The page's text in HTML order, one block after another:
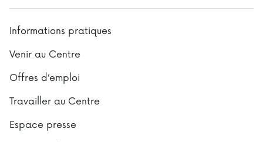
Informations pratiques
Venir au Centre
Offres d’emploi
Travailler au Centre
Espace presse